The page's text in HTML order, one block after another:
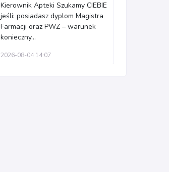
Kierownik Apteki Szukamy CIEBIE
jeśli: posiadasz dyplom Magistra
Farmacji oraz PWZ – warunek
konieczny...
2026-08-04 14:07